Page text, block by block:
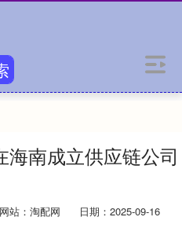
南成立供应链公司
网站：淘配网
日期：2025-09-16